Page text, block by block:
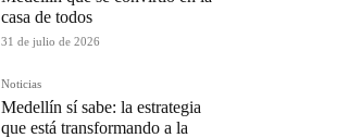
casa de todos
31 de julio de 2026
Noticias
Medellín sí sabe: la estrategia
que está transformando a la